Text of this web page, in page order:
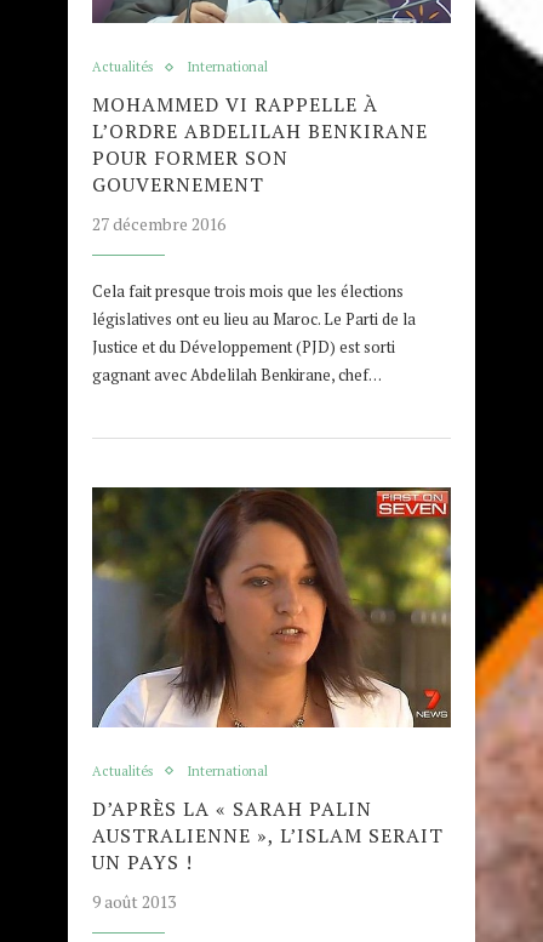
Actualités International
MOHAMMED VI RAPPELLE À
L’ORDRE ABDELILAH BENKIRANE
POUR FORMER SON
GOUVERNEMENT
27 décembre 2016
Cela fait presque trois mois que les élections
législatives ont eu lieu au Maroc. Le Parti de la
Justice et du Développement (PJD) est sorti
gagnant avec Abdelilah Benkirane, chef…
Actualités International
D’APRÈS LA « SARAH PALIN
AUSTRALIENNE », L’ISLAM SERAIT
UN PAYS !
9 août 2013